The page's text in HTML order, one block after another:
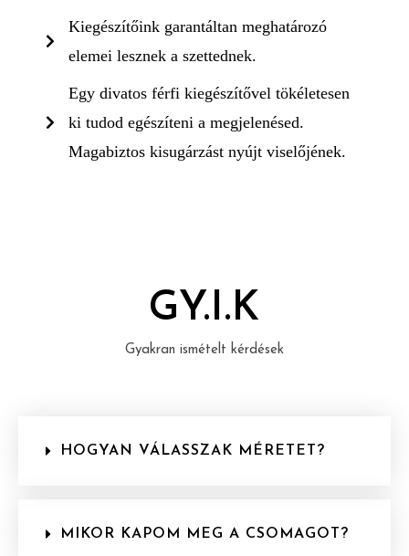
Kiegészítőink garantáltan meghatározó
elemei lesznek a szettednek.
Egy divatos férfi kiegészítővel tökéletesen
ki tudod egészíteni a megjelenésed.
Magabiztos kisugárzást nyújt viselőjének.
GY.I.K
Gyakran ismételt kérdések
HOGYAN VÁLASSZAK MÉRETET?
MIKOR KAPOM MEG A CSOMAGOT?